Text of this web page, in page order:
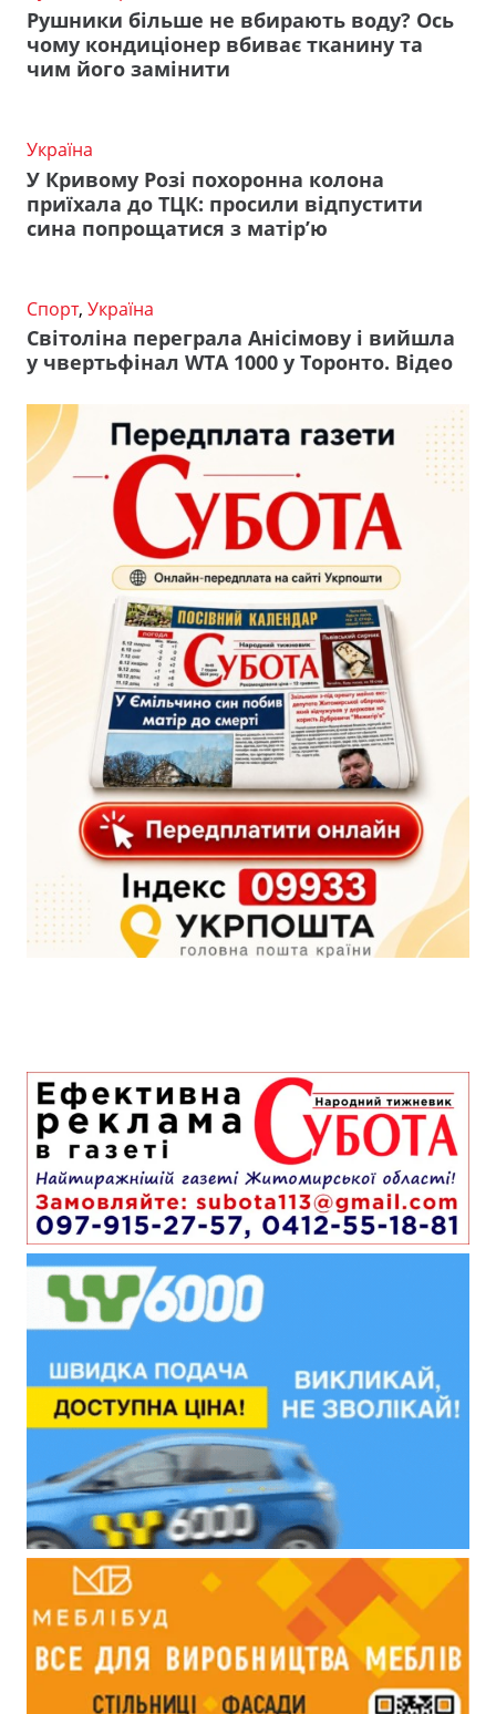
Рушники більше не вбирають воду? Ось
чому кондиціонер вбиває тканину та
чим його замінити
Україна
У Кривому Розі похоронна колона
приїхала до ТЦК: просили відпустити
сина попрощатися з матір’ю
Спорт, Україна
Світоліна переграла Анісімову і вийшла
у чвертьфінал WTA 1000 у Торонто. Відео